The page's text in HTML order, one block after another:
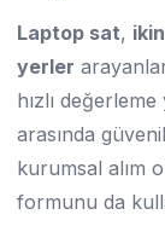
Laptop sat,
yerler
hızlı
arasında
kurumsal alım
formunu da